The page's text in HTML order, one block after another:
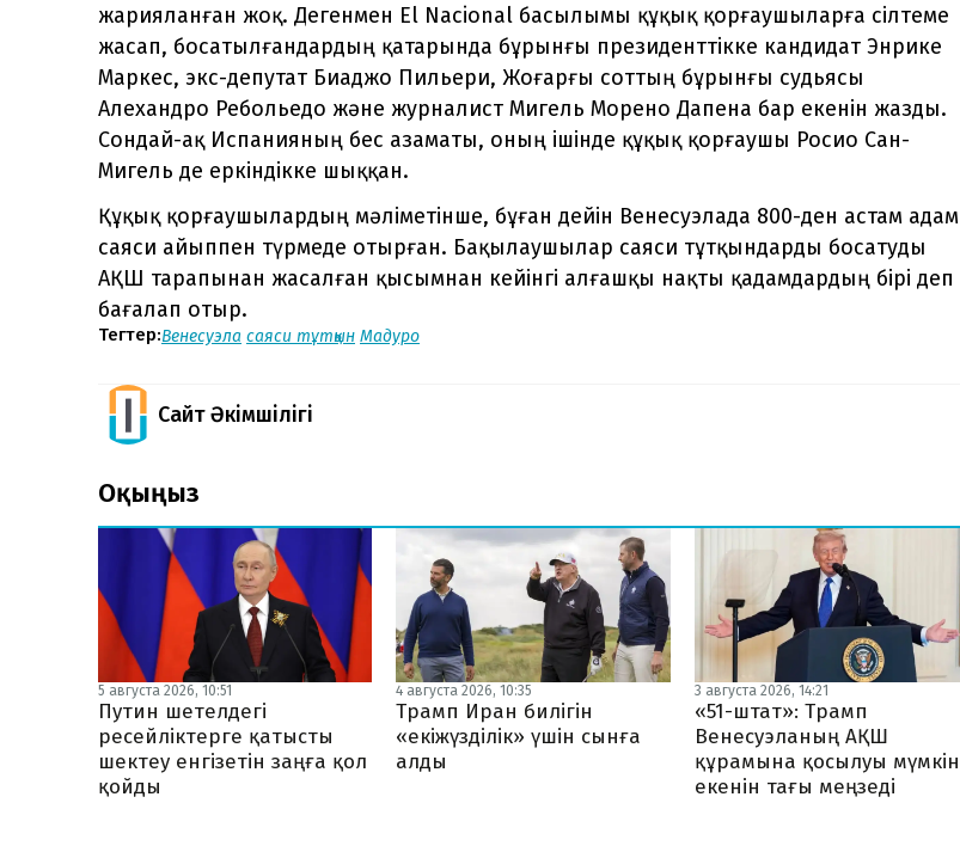
жарияланған жоқ. Дегенмен El Nacional басылымы құқық қорғаушыларға сілтеме
жасап, босатылғандардың қатарында бұрынғы президенттікке кандидат Энрике
Маркес, экс-депутат Биаджо Пильери, Жоғарғы соттың бұрынғы судьясы
Алехандро Ребольедо және журналист Мигель Морено Дапена бар екенін жазды.
Сондай-ақ Испанияның бес азаматы, оның ішінде құқық қорғаушы Росио Сан-
Мигель де еркіндікке шыққан.
Құқық қорғаушылардың мәліметінше, бұған дейін Венесуэлада 800-ден астам адам
саяси айыппен түрмеде отырған. Бақылаушылар саяси тұтқындарды босатуды
АҚШ тарапынан жасалған қысымнан кейінгі алғашқы нақты қадамдардың бірі деп
бағалап отыр.
Тегтер:Венесуэла саяси тұтқын Мадуро
Сайт Әкімшілігі
Оқыңыз
5 августа 2026, 10:51
Путин шетелдегі
ресейліктерге қатысты
шектеу енгізетін заңға қол
қойды
4 августа 2026, 10:35
Трамп Иран билігін
«екіжүзділік» үшін сынға
алды
3 августа 2026, 14:21
«51-штат»: Трамп
Венесуэланың АҚШ
құрамына қосылуы мүмкін
екенін тағы меңзеді